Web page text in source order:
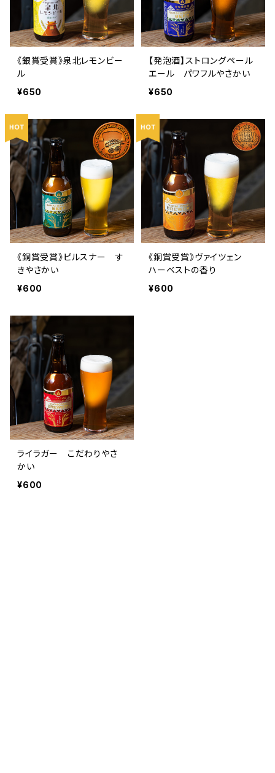
《銀賞受賞》泉北レモンビー
ル
¥650
【発泡酒】ストロングペール
エール パワフルやさかい
¥650
《銅賞受賞》ピルスナー す
きやさかい
¥600
《銅賞受賞》ヴァイツェン
ハーベストの香り
¥600
ライラガー こだわりやさ
かい
¥600